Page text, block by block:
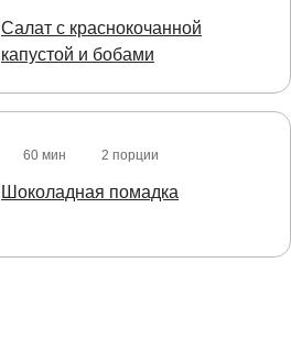
Салат с краснокочанной
капустой и бобами
60 мин 2 порции
Шоколадная помадка